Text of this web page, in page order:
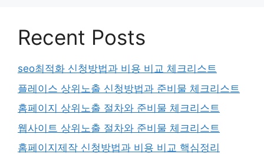
Recent Posts
seo최적화 신청방법과 비용 비교 체크리스트
플레이스 상위노출 신청방법과 준비물 체크리스트
홈페이지 상위노출 절차와 준비물 체크리스트
웹사이트 상위노출 절차와 준비물 체크리스트
홈페이지제작 신청방법과 비용 비교 핵심정리